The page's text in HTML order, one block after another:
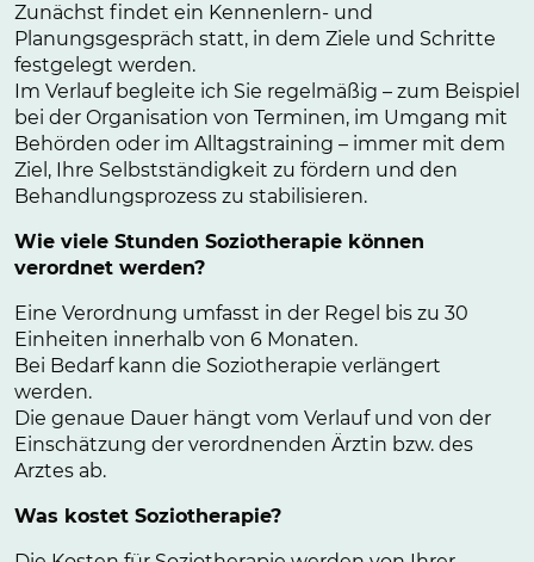
Zunächst findet ein Kennenlern- und
Planungsgespräch statt, in dem Ziele und Schritte
festgelegt werden.
Im Verlauf begleite ich Sie regelmäßig – zum Beispiel
bei der Organisation von Terminen, im Umgang mit
Behörden oder im Alltagstraining – immer mit dem
Ziel, Ihre Selbstständigkeit zu fördern und den
Behandlungsprozess zu stabilisieren.
Wie viele Stunden Soziotherapie können
verordnet werden?
Eine Verordnung umfasst in der Regel bis zu 30
Einheiten innerhalb von 6 Monaten.
Bei Bedarf kann die Soziotherapie verlängert
werden.
Die genaue Dauer hängt vom Verlauf und von der
Einschätzung der verordnenden Ärztin bzw. des
Arztes ab.
Was kostet Soziotherapie?